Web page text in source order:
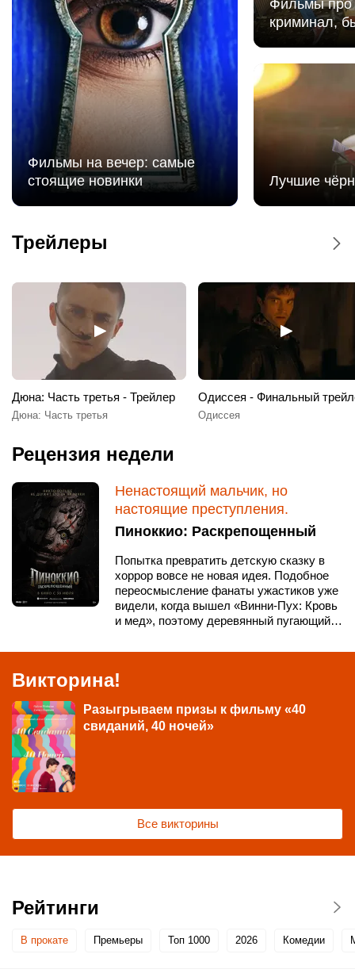
Фильмы на вечер: самые
стоящие новинки
Фильмы про
криминал,
Лучшие
Трейлеры
Мстители: Доктор Дум - Дублированный
Мстители: Доктор Дум
Дюна: Часть третья - Трейлер
Дюна: Часть третья
Одиссея - Финальный
Одиссея
Рецензия недели
Ненастоящий мальчик, но
настоящие преступления.
Пиноккио: Раскрепощенный
Попытка превратить детскую сказку в
хоррор вовсе не новая идея. Подобное
переосмысление фанаты ужастиков уже
видели, когда вышел «Винни-Пух: Кровь
и мед», поэтому деревянный пугающий…
Викторина!
Разыгрываем призы к фильму «40
свиданий, 40 ночей»
Все викторины
Рейтинги
В прокате Премьеры Топ 1000 2026 Комедии